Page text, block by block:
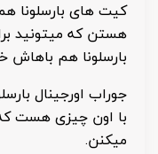
کیت های
هستن که میتونید
بارسلونا هم باهاش
جوراب اورجینال
با اون چیزی هست
میکنن.